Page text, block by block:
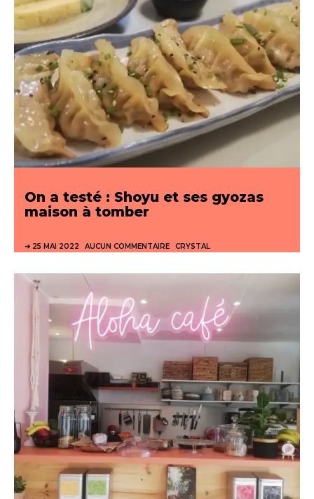
On a testé : Shoyu et ses gyozas
maison à tomber
25 MAI 2022 AUCUN COMMENTAIRE CRYSTAL